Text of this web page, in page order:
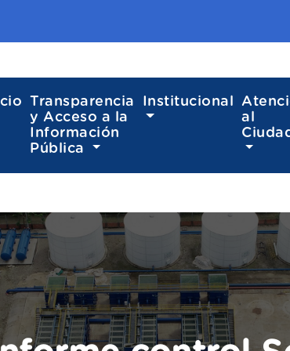
Transparencia
y Acceso a la
Información
Pública
Institucional
al